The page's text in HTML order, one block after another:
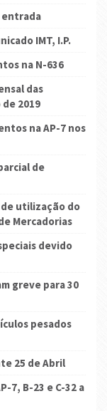
entrada
IMT, I.P.
na N-636
das
2019
na AP-7 nos
de
utilização do
Mercadorias
devido
greve para 30
pesados
25 de Abril
7, B-23 e C-32 a